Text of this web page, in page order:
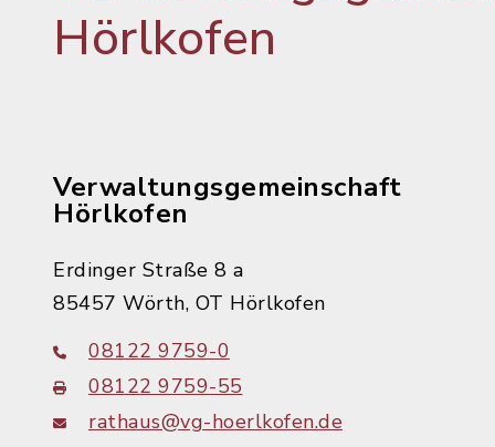
Hörlkofen
Verwaltungsgemeinschaft
Hörlkofen
Erdinger Straße 8 a
85457 Wörth, OT Hörlkofen
08122 9759-0
08122 9759-55
rathaus@vg-hoerlkofen.de